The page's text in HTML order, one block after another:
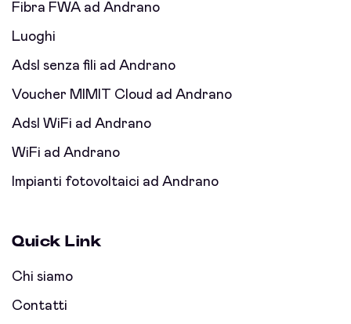
Fibra FWA ad Andrano
Luoghi
Adsl senza fili ad Andrano
Voucher MIMIT Cloud ad Andrano
Adsl WiFi ad Andrano
WiFi ad Andrano
Impianti fotovoltaici ad Andrano
Quick Link
Chi siamo
Contatti